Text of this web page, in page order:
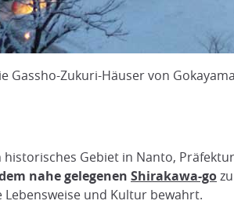
Gassho-Zukuri-Häuser von
historisches Gebiet in Nanto,
nahe gelegenen Shirakawa-go
und Kultur bewahrt.